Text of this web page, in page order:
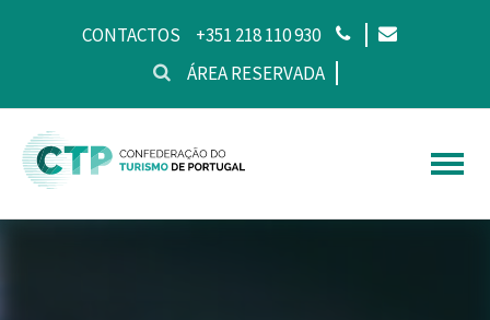
CONTACTOS
+351 218 110 930
ÁREA RESERVADA